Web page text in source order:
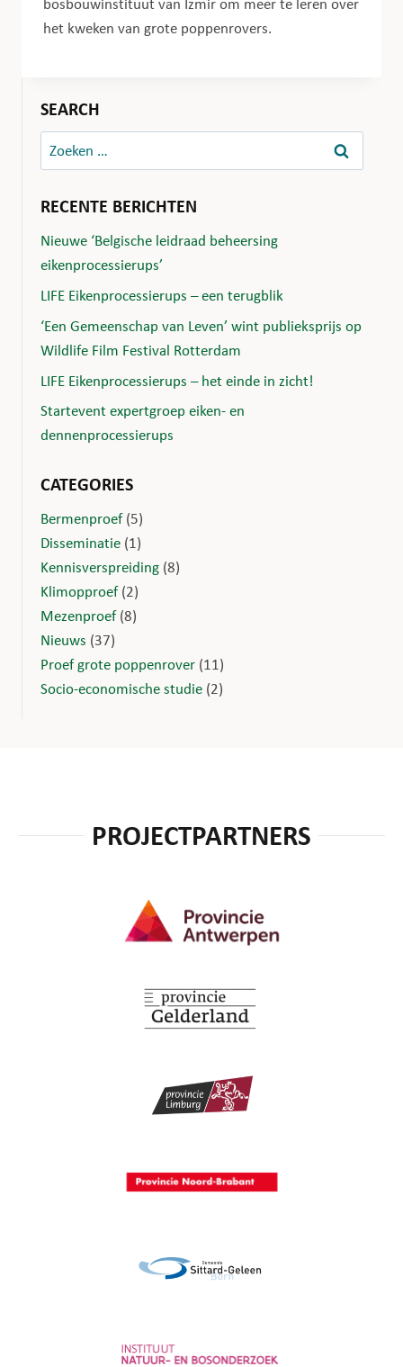
het kweken van grote poppenrovers.
SEARCH
Zoeken
naar:
RECENTE BERICHTEN
Nieuwe ‘Belgische leidraad beheersing
eikenprocessierups’
LIFE Eikenprocessierups – een terugblik
‘Een Gemeenschap van Leven’ wint publieksprijs op
Wildlife Film Festival Rotterdam
LIFE Eikenprocessierups – het einde in zicht!
Startevent expertgroep eiken- en
dennenprocessierups
CATEGORIES
Bermenproef(5)
Disseminatie (1)
Kennisverspreiding (8)
Klimopproef(2)
Mezenproef(8)
Nieuws (37)
Proef grote poppenrover (11)
Socio-economische studie (2)
PROJECTPARTNERS